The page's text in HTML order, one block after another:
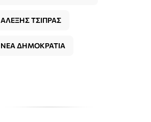
ΑΛΕΞΗΣ ΤΣΙΠΡΑΣ
ΝΕΑ ΔΗΜΟΚΡΑΤΙΑ